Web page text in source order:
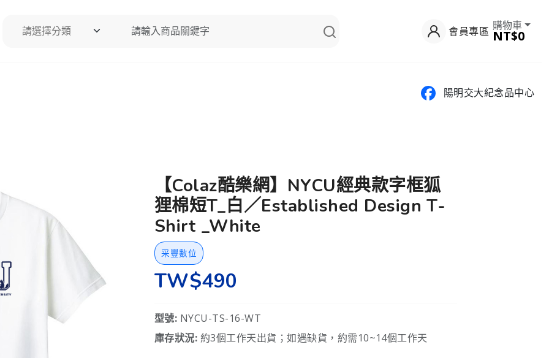
請選擇分類
請輸入商品關鍵字
會員專區 購物車
NT$0
陽明交大紀念品中心
【Colaz酷樂網】NYCU經典款字框狐
狸棉短T_白／Established Design T-
Shirt _White
采豐數位
TW$490
型號: NYCU-TS-16-WT
庫存狀況: 約3個工作天出貨；如遇缺貨，約需10~14個工作天